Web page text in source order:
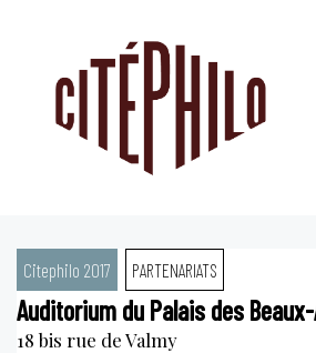
Citephilo 2017 PARTENARIATS
Auditorium du Palais des
18 bis rue de Valmy